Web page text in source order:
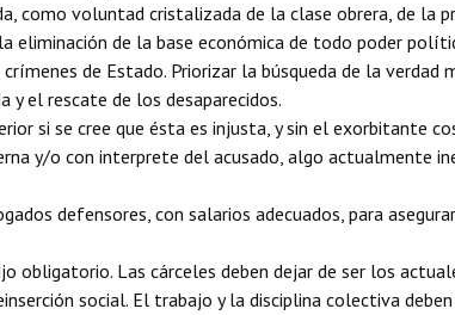
como voluntad cristalizada de la clase obrera, de la
eliminación de la base económica de todo poder
de Estado. Priorizar la búsqueda de la
y el rescate de los desaparecidos.
si se cree que ésta es injusta, y sin el exorbitante
y/o con interprete del acusado, algo actualmente
defensores, con salarios adecuados, para
obligatorio. Las cárceles deben dejar de ser los
social. El trabajo y la disciplina colectiva